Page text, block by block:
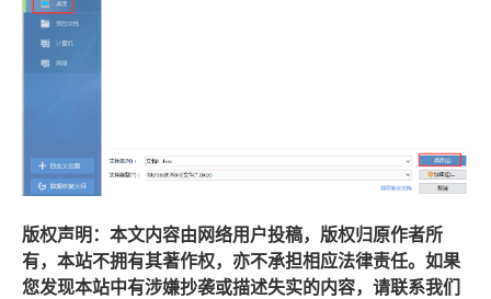
版权声明：本文内容由网络用户投稿，版权归原作者所
有，本站不拥有其著作权，亦不承担相应法律责任。如果
您发现本站中有涉嫌抄袭或描述失实的内容，请联系我们